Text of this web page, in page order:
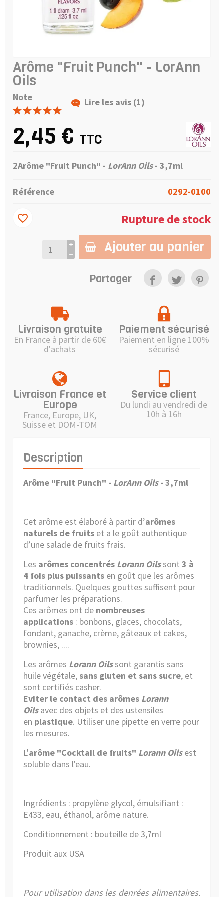
Arôme "Fruit Punch" - LorAnn
Oils
Note Lire les avis (1)
2,45 € TTC
2Arôme "Fruit Punch" - LorAnn Oils- 3,7ml
Référence 0292-0100
Rupture de stock
Ajouter au panier
favorite_border
Partager
Livraison gratuite
En France à partir de 60€
d'achats
Paiement sécurisé
Paiement en ligne 100%
sécurisé
Livraison France et
Europe
France, Europe, UK,
Suisse et DOM-TOM
Service client
Du lundi au vendredi de
10h à 16h
Description
Arôme "Fruit Punch" - LorAnn Oils- 3,7ml
Cet arôme est élaboré à partir d’arômes
naturels de fruits et a le goût authentique
d’une salade de fruits frais.
Les arômes concentrés Lorann Oilssont 3 à
4 fois plus puissants en goût que les arômes
traditionnels. Quelques gouttes suffisent pour
parfumer les préparations.
Ces arômes ont de nombreuses
applications : bonbons, glaces, chocolats,
fondant, ganache, crème, gâteaux et cakes,
brownies, ....
Les arômes Lorann Oilssont garantis sans
huile végétale,sans gluten et sans sucre, et
sont certifiés casher.
Eviter le contact des arômes Lorann
Oilsavec des objets et des ustensiles
en plastique. Utiliser une pipette en verre pour
les mesures.
L'arôme "Cocktail de fruits" Lorann Oilsest
soluble dans l'eau.
Ingrédients : propylène glycol, émulsifiant :
E433, eau, éthanol, arôme nature.
Conditionnement : bouteille de 3,7ml
Produit aux USA
Pour utilisation dans les denrées alimentaires.